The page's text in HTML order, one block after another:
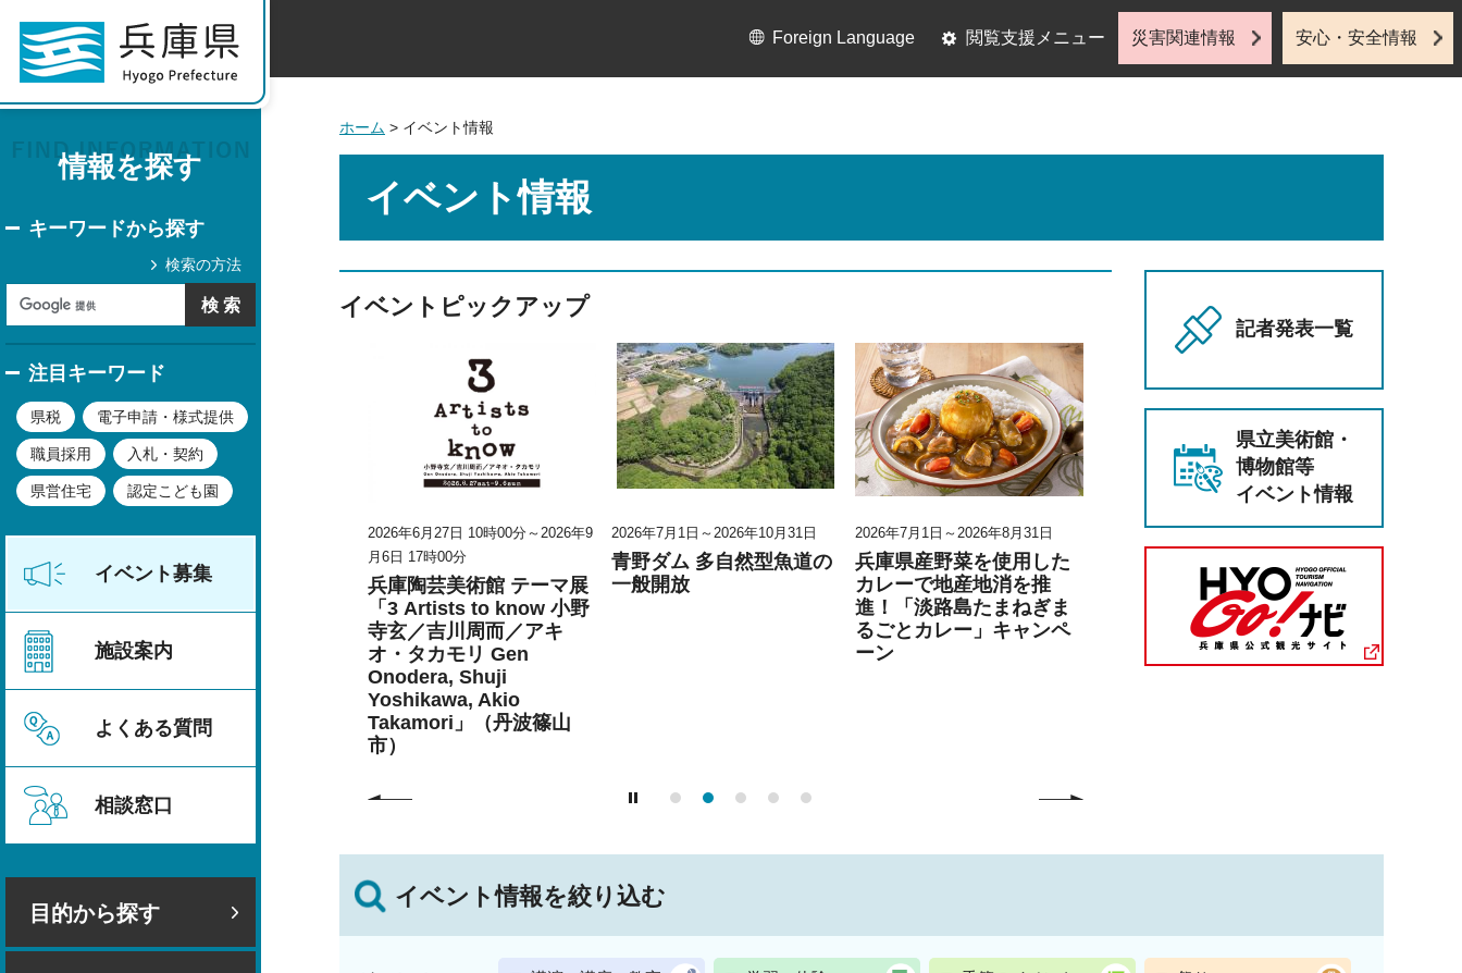
情報を探す
キーワードから探す
検索の方法
注目キーワード
県税 電子申請・様式提供
職員採用 入札・契約
県営住宅 認定こども園
イベント募集
施設案内
よくある質問
相談窓口
目的から探す
Foreign Language 閲覧支援メニュー 災害関連情報 安心・安全情報
ホーム > イベント情報
イベント情報
イベントピックアップ
分～2026年8
ミナー
ンダー平
募集
2026年6月27日 10時00分～2026年9
兵庫陶芸美術館 特別展
こども学芸員とつくる
（丹波篠山市）
2026年6月27日 10時00分～2026年9
月6日 17時00分
兵庫陶芸美術館 テーマ展
「3 Artists to know 小野
寺玄／吉川周而／アキ
オ・タカモリ Gen
Onodera, Shuji
Yoshikawa, Akio
Takamori」（丹波篠山
市）
2026年7月1日～2026年10月31日
青野ダム 多自然型魚道の
一般開放
2026年7月1日～2026年8月31日
兵庫県産野菜を使用した
カレーで地産地消を推
進！「淡路島たまねぎま
るごとカレー」キャンペ
ーン
2026年8月8日 10時30分～2026年8
男女共同参画セミナー
「なぜ、『ジェンダー平
等』か」参加者募集
2026年6月27日
こども学芸
「夏のこど
（丹波篠山
記者発表一覧
県立美術館・
博物館等
イベント情報
イベント情報を絞り込む